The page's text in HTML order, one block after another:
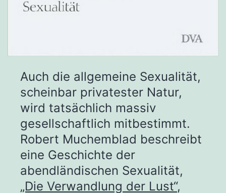
Auch die allgemeine Sexualität,
scheinbar privatester Natur,
wird tatsächlich massiv
gesellschaftlich mitbestimmt.
Robert Muchemblad beschreibt
eine Geschichte der
abendländischen Sexualität,
„Die Verwandlung der Lust“,